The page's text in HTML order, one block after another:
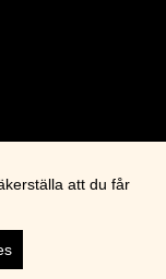
att du får